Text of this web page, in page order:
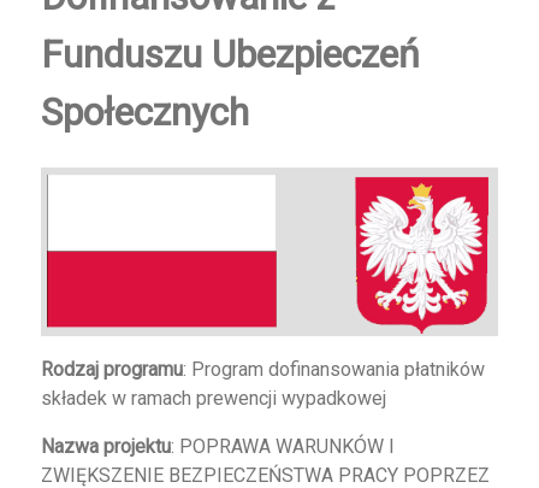
Funduszu Ubezpieczeń
Społecznych
Rodzaj programu: Program dofinansowania płatników
składek w ramach prewencji wypadkowej
Nazwa projektu: POPRAWA WARUNKÓW I
ZWIĘKSZENIE BEZPIECZEŃSTWA PRACY POPRZEZ